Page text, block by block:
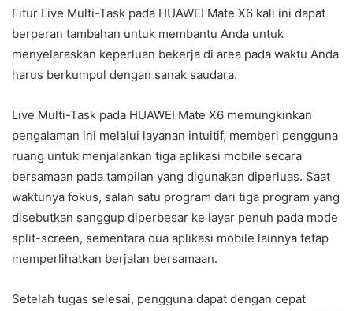
Fitur Live Multi-Task pada HUAWEI Mate X6 kali ini dapat
berperan tambahan untuk membantu Anda untuk
menyelaraskan keperluan bekerja di area pada waktu Anda
harus berkumpul dengan sanak saudara.
Live Multi-Task pada HUAWEI Mate X6 memungkinkan
pengalaman ini melalui layanan intuitif, memberi pengguna
ruang untuk menjalankan tiga aplikasi mobile secara
bersamaan pada tampilan yang digunakan diperluas. Saat
waktunya fokus, salah satu program dari tiga program yang
disebutkan sanggup diperbesar ke layar penuh pada mode
split-screen, sementara dua aplikasi mobile lainnya tetap
memperlihatkan berjalan bersamaan.
Setelah tugas selesai, pengguna dapat dengan cepat